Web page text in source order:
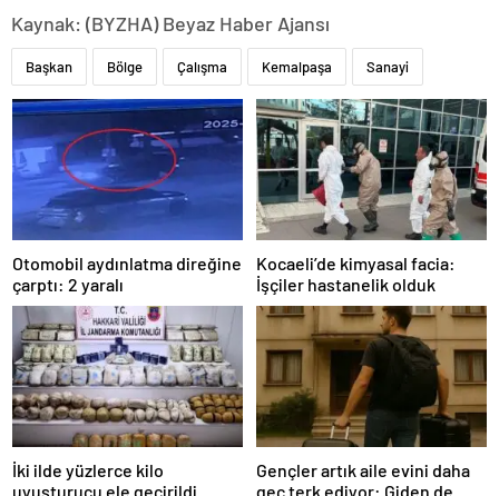
Kaynak: (BYZHA) Beyaz Haber Ajansı
Başkan Bölge Çalışma Kemalpaşa Sanayi
Otomobil aydınlatma direğine
çarptı: 2 yaralı
Kocaeli’de kimyasal facia:
İşçiler hastanelik olduk
İki ilde yüzlerce kilo
uyuşturucu ele geçirildi
Gençler artık aile evini daha
geç terk ediyor: Giden de